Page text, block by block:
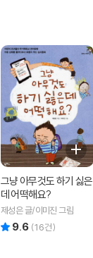
그냥 아무것도 하기 싫은
데 어떡해요?
제성은 글/이미진 그림
9.6 (16건)